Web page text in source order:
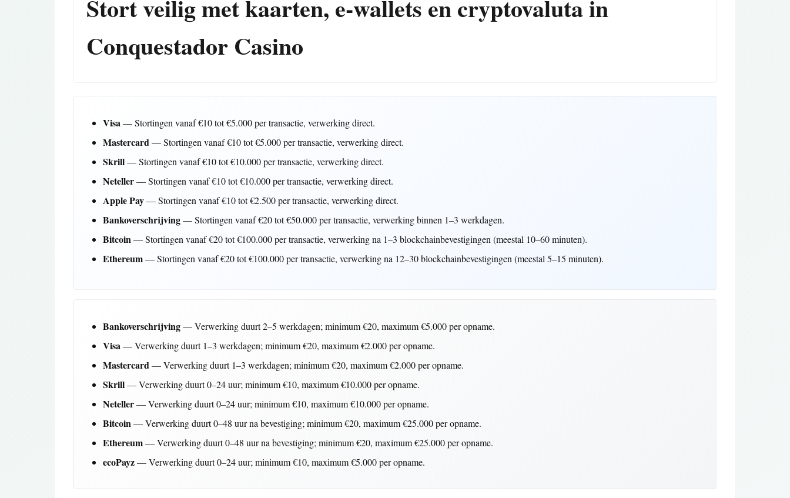
Stort veilig met kaarten, e-wallets en cryptovaluta in
Conquestador Casino
Visa— Stortingen vanaf €10 tot €5.000 per transactie, verwerking direct.
Mastercard— Stortingen vanaf €10 tot €5.000 per transactie, verwerking direct.
Skrill— Stortingen vanaf €10 tot €10.000 per transactie, verwerking direct.
Neteller— Stortingen vanaf €10 tot €10.000 per transactie, verwerking direct.
Apple Pay— Stortingen vanaf €10 tot €2.500 per transactie, verwerking direct.
Bankoverschrijving— Stortingen vanaf €20 tot €50.000 per transactie, verwerking binnen 1–3 werkdagen.
Bitcoin— Stortingen vanaf €20 tot €100.000 per transactie, verwerking na 1–3 blockchainbevestigingen (meestal 10–60 minuten).
Ethereum— Stortingen vanaf €20 tot €100.000 per transactie, verwerking na 12–30 blockchainbevestigingen (meestal 5–15 minuten).
Bankoverschrijving— Verwerking duurt 2–5 werkdagen; minimum €20, maximum €5.000 per opname.
Visa— Verwerking duurt 1–3 werkdagen; minimum €20, maximum €2.000 per opname.
Mastercard— Verwerking duurt 1–3 werkdagen; minimum €20, maximum €2.000 per opname.
Skrill— Verwerking duurt 0–24 uur; minimum €10, maximum €10.000 per opname.
Neteller— Verwerking duurt 0–24 uur; minimum €10, maximum €10.000 per opname.
Bitcoin— Verwerking duurt 0–48 uur na bevestiging; minimum €20, maximum €25.000 per opname.
Ethereum— Verwerking duurt 0–48 uur na bevestiging; minimum €20, maximum €25.000 per opname.
ecoPayz— Verwerking duurt 0–24 uur; minimum €10, maximum €5.000 per opname.